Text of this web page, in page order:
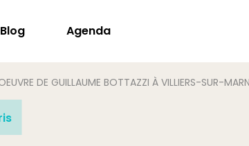
Blog Agenda
DE GUILLAUME BOTTAZZI À VILLIERS-SUR-